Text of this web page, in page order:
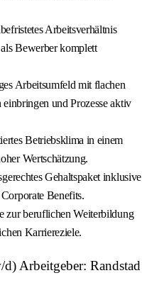
Arbeitsverhältnis
Bewerber komplett
Arbeitsumfeld mit flachen
und Prozesse aktiv
Betriebsklima in einem
Wertschätzung.
Gehaltspaket inklusive
Benefits.
zur beruflichen Weiterbildung
Karriereziele.
Arbeitgeber: Randstad